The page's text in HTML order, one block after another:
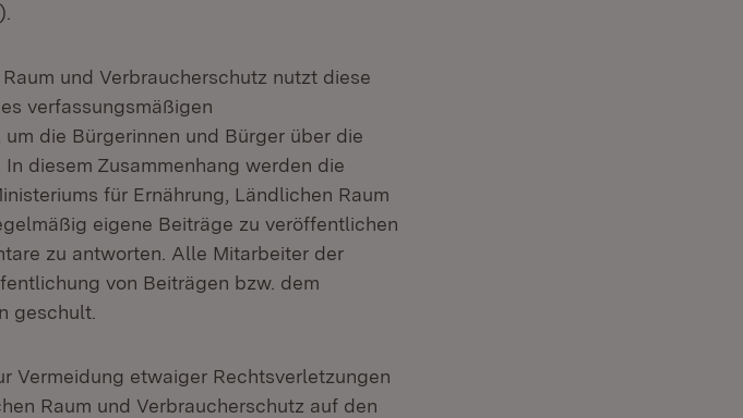
und Verbraucherschutz nutzt diese
verfassungsmäßigen
die Bürgerinnen und Bürger über die
diesem Zusammenhang werden die
für Ernährung, Ländlichen Raum
eigene Beiträge zu veröffentlichen
zu antworten. Alle Mitarbeiter der
von Beiträgen bzw. dem
geschult.
Vermeidung etwaiger Rechtsverletzungen
Raum und Verbraucherschutz auf den